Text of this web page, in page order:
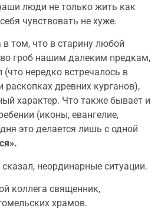
люди не только жить как
чувствовать не хуже.
в том, что в старину любой
гроб нашим далеким предкам,
(что нередко встречалось в
раскопках древних курганов),
характер. Что также бывает и
(иконы, евангелие,
это делается лишь с одной
неординарные ситуации.
коллега священник,
храмов.